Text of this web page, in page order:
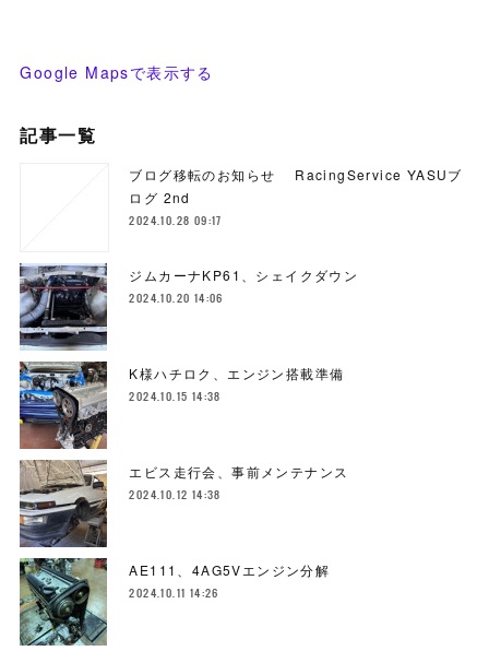
Google Mapsで表示する
記事一覧
ブログ移転のお知らせ RacingService YASUブ
ログ 2nd
2024.10.28 09:17
ジムカーナKP61、シェイクダウン
2024.10.20 14:06
K様ハチロク、エンジン搭載準備
2024.10.15 14:38
エビス走行会、事前メンテナンス
2024.10.12 14:38
AE111、4AG5Vエンジン分解
2024.10.11 14:26